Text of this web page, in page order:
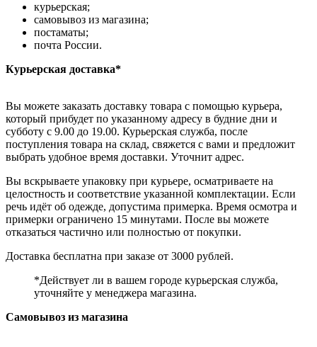
курьерская;
самовывоз из магазина;
постаматы;
почта России.
Курьерская доставка*
Вы можете заказать доставку товара с помощью курьера,
который прибудет по указанному адресу в будние дни и
субботу с 9.00 до 19.00. Курьерская служба, после
поступления товара на склад, свяжется с вами и предложит
выбрать удобное время доставки. Уточнит адрес.
Вы вскрываете упаковку при курьере, осматриваете на
целостность и соответствие указанной комплектации. Если
речь идёт об одежде, допустима примерка. Время осмотра и
примерки ограничено 15 минутами. После вы можете
отказаться частично или полностью от покупки.
Доставка бесплатна при заказе от 3000 рублей.
*Действует ли в вашем городе курьерская служба,
уточняйте у менеджера магазина.
Самовывоз из магазина